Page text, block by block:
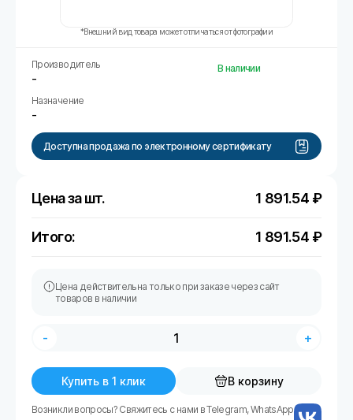
*Внешний вид товара может отличаться от фотографии
Производитель
-
Назначение
-
В наличии
Доступна продажа по электронному сертификату
Цена за шт. 1 891.54 ₽
Итого: 1 891.54 ₽
Цена действительна только при заказе через сайт
товаров в наличии
- +
Купить в 1 клик В корзину
Возникли вопросы? Свяжитесь с нами в Telegram, WhatsApp